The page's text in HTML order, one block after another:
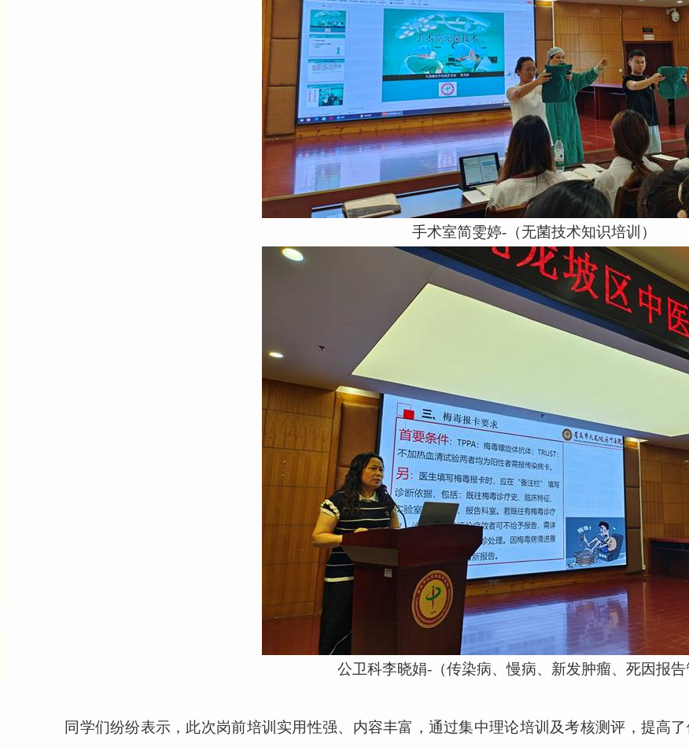
手术室简雯婷- （无菌技术知识培训）
公卫科李晓娟- （传染病、慢病、新发肿瘤、死因报告
同学们纷纷表示，此次岗前培训实用性强、内容丰富，通过集中理论培训及考核测评，提高了